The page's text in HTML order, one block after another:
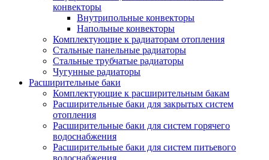
конвекторы
Внутрипольные конвекторы
Напольные конвекторы
Комплектующие к радиаторам отопления
Стальные панельные радиаторы
Стальные трубчатые радиаторы
Чугунные радиаторы
Расширительные баки
Комплектующие к расширительным бакам
Расширительные баки для закрытых систем
отопления
Расширительные баки для систем горячего
водоснабжения
Расширительные баки для систем питьевого
водоснабжения